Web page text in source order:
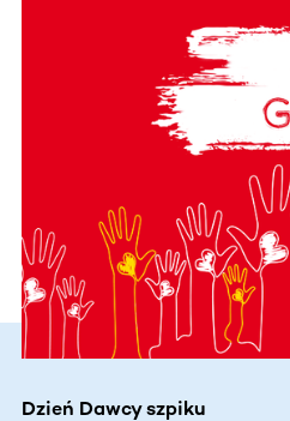
Dzień Dawcy szpiku